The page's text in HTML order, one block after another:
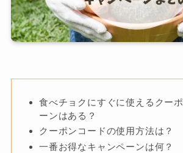
食べチョクにすぐに使えるクー
ーンはある？
クーポンコードの使用方法は？
一番お得なキャンペーンは何？